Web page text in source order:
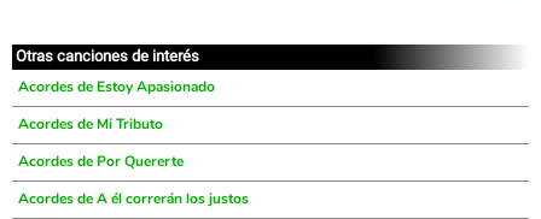
Otras canciones de interés
Acordes de Estoy Apasionado
Acordes de Mi Tributo
Acordes de Por Quererte
Acordes de A él correrán los justos